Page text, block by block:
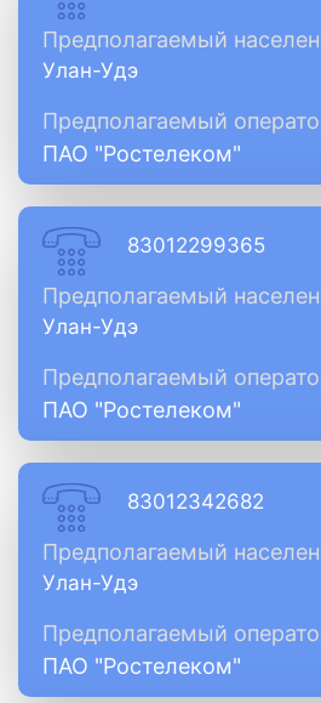
Предполагаемый
Улан-Удэ
Предполагаемый
ПАО "Ростелеком"
83012299365
Предполагаемый
Улан-Удэ
Предполагаемый
ПАО "Ростелеком"
83012342682
Предполагаемый
Улан-Удэ
Предполагаемый
ПАО "Ростелеком"